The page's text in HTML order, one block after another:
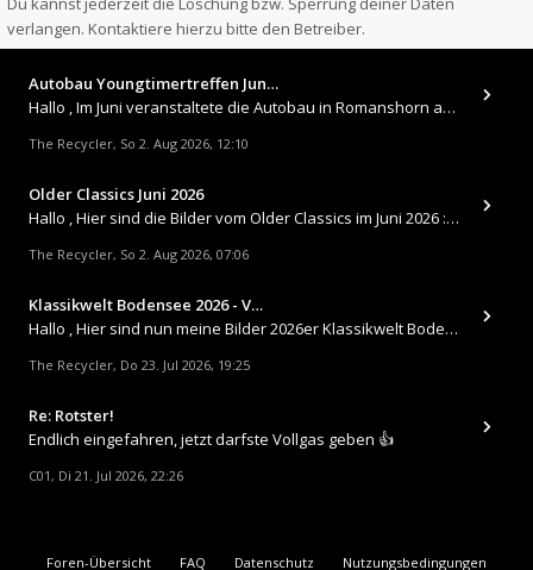
verlangen. Kontaktiere hierzu bitte den Betreiber.
Autobau Youngtimertreffen Jun…
Hallo , Im Juni veranstaltete die Autobau in Romanshorn auf ihrem Gelände ein kleines Youngtimertreffen : https://up.
The Recycler, So 2. Aug 2026, 12:10
Older Classics Juni 2026
​Hallo , Hier sind die Bilder vom Older Classics im Juni 2026 : https://up.picr.de/51155940wd.jpg https://up.pic
The Recycler, So 2. Aug 2026, 07:06
Klassikwelt Bodensee 2026 - V…
Hallo , Hier sind nun meine Bilder 2026er Klassikwelt Bodensee 😀 https://up.picr.de/51125547rb.jpg https://up.pi
The Recycler, Do 23. Jul 2026, 19:25
Re: Rotster!
Endlich eingefahren, jetzt darfste Vollgas geben 👍
C01, Di 21. Jul 2026, 22:26
Foren-Übersicht FAQ Datenschutz Nutzungsbedingungen